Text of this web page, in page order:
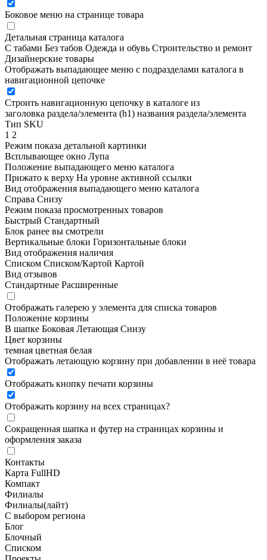
Боковое меню на странице товара
Детальная страница каталога
С табами Без табов Одежда и обувь Строительство и ремонт
Дизайнерские товары
Отображать выпадающее меню с подразделами каталога в
навигационной цепочке
Строить навигационную цепочку в каталоге из
заголовка раздела/элемента (h1) названия раздела/элемента
Тип SKU
1 2
Режим показа детальной картинки
Всплывающее окно Лупа
Положение выпадающего меню каталога
Прижато к верху На уровне активной ссылки
Вид отображения выпадающего меню каталога
Справа Снизу
Режим показа просмотренных товаров
Быстрый Стандартный
Блок ранее вы смотрели
Вертикальные блоки Горизонтальные блоки
Вид отображения наличия
Списком Списком/Картой Картой
Вид отзывов
Стандартные Расширенные
Отображать галерею у элемента для списка товаров
Положение корзины
В шапке Боковая Летающая Снизу
Цвет корзины
темная цветная белая
Отображать летающую корзину при добавлении в неё товара
Отображать кнопку печати корзины
Отображать корзину на всех страницах?
Сокращенная шапка и футер на страницах корзины и
оформления заказа
Контакты
Карта FullHD
Компакт
Филиалы
Филиалы(лайт)
С выбором региона
Блог
Блочный
Списком